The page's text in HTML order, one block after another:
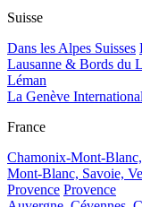
Suisse
Dans les Alpes Suisses
Lausanne & Bords du
Léman
La Genève
France
Chamonix-Mont-
Mont-Blanc, Savoie,
Provence Provence